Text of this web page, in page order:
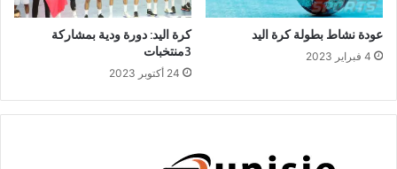
عودة نشاط بطولة كرة اليد
4 فبراير 2023
كرة اليد: دورة ودية بمشاركة
3منتخبات
24 أكتوبر 2023